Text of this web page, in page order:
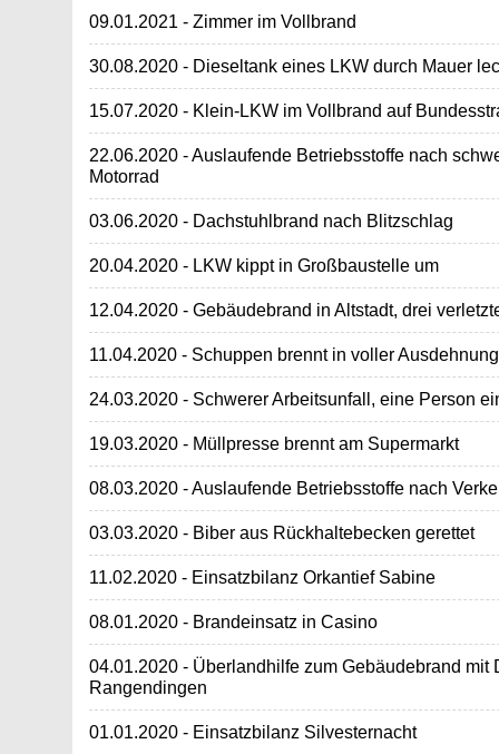
09.01.2021 - Zimmer im Vollbrand
30.08.2020 - Dieseltank eines LKW durch Mauer
15.07.2020 - Klein-LKW im Vollbrand auf
22.06.2020 - Auslaufende Betriebsstoffe nach
Motorrad
03.06.2020 - Dachstuhlbrand nach Blitzschlag
20.04.2020 - LKW kippt in Großbaustelle um
12.04.2020 - Gebäudebrand in Altstadt, drei
11.04.2020 - Schuppen brennt in voller Ausdehnung
24.03.2020 - Schwerer Arbeitsunfall, eine Person
19.03.2020 - Müllpresse brennt am Supermarkt
08.03.2020 - Auslaufende Betriebsstoffe nach
03.03.2020 - Biber aus Rückhaltebecken gerettet
11.02.2020 - Einsatzbilanz Orkantief Sabine
08.01.2020 - Brandeinsatz in Casino
04.01.2020 - Überlandhilfe zum Gebäudebrand mit
Rangendingen
01.01.2020 - Einsatzbilanz Silvesternacht